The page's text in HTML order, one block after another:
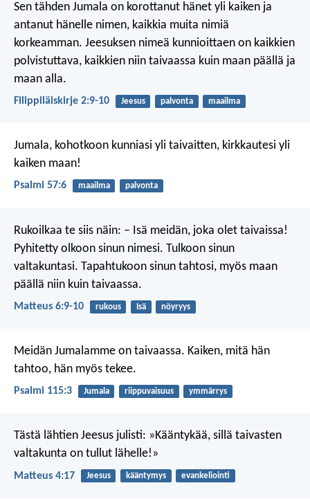
Sen tähden Jumala on korottanut hänet yli kaiken ja
antanut hänelle nimen, kaikkia muita nimiä
korkeamman. Jeesuksen nimeä kunnioittaen on kaikkien
polvistuttava, kaikkien niin taivaassa kuin maan päällä ja
maan alla.
Filippiläiskirje 2:9-10 Jeesus palvonta maailma
Jumala, kohotkoon kunniasi yli taivaitten, kirkkautesi yli
kaiken maan!
Psalmi 57:6 maailma palvonta
Rukoilkaa te siis näin: – Isä meidän, joka olet taivaissa!
Pyhitetty olkoon sinun nimesi. Tulkoon sinun
valtakuntasi. Tapahtukoon sinun tahtosi, myös maan
päällä niin kuin taivaassa.
Matteus 6:9-10 rukous Isä nöyryys
Meidän Jumalamme on taivaassa. Kaiken, mitä hän
tahtoo, hän myös tekee.
Psalmi 115:3 Jumala riippuvaisuus ymmärrys
Tästä lähtien Jeesus julisti: »Kääntykää, sillä taivasten
valtakunta on tullut lähelle!»
Matteus 4:17 Jeesus kääntymys evankeliointi